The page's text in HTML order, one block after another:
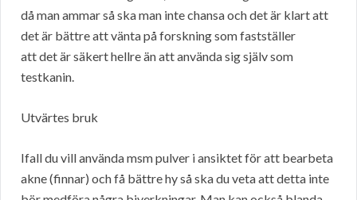
då man ammar så ska man inte chansa och det är klart att
det är bättre att vänta på forskning som fastställer
att det är säkert hellre än att använda sig själv som
testkanin.
Utvärtes bruk
Ifall du vill använda msm pulver i ansiktet för att bearbeta
akne (finnar) och få bättre hy så ska du veta att detta inte